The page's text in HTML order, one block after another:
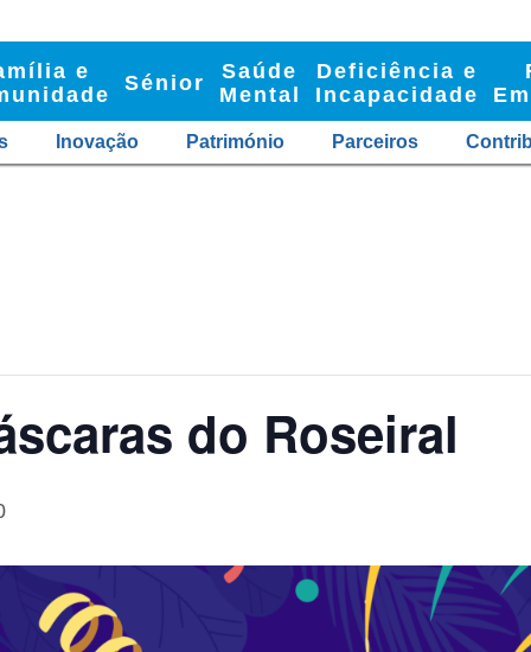
e
Sénior
Saúde
Mental
Deficiência e
Incapacidade
Inovação Património Parceiros
do Roseiral